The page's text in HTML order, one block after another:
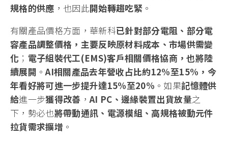
規格的供應 ，也因此開始轉趨吃緊 。
有關產品價格方面，華新科已針對部分電阻、部分電
容產品調整價格，主要反映原材料成本、市場供需變
化 ； 電子組裝代工(EMS)客戶相關價格協商，也將陸
續展開 。AI相關產品去年營收占比約12%至15% ，今
年看好將可進一步提升達15%至20% 。如果記憶體供
給進一步獲得改善 ，AI PC 、邊緣裝置出貨放量之
下，勢必也將帶動通訊、電源模組、高規格被動元件
拉貨需求擴增 。